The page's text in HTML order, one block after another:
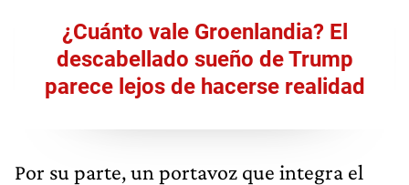
¿Cuánto vale Groenlandia? El
descabellado sueño de Trump
parece lejos de hacerse realidad
Por su parte, un portavoz que integra el